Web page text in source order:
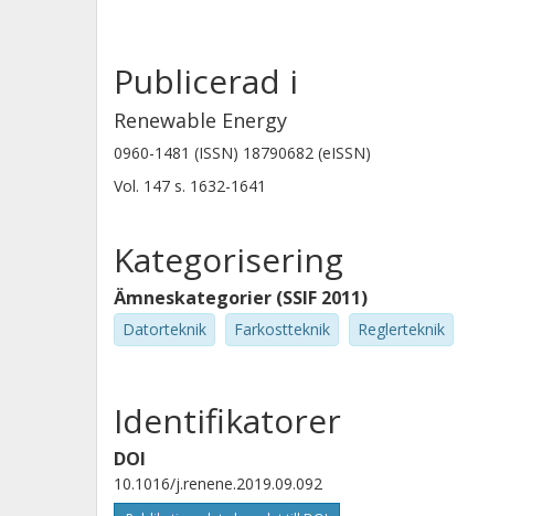
Publicerad i
Renewable Energy
0960-1481 (ISSN) 18790682 (eISSN)
Vol. 147 s. 1632-1641
Kategorisering
Ämneskategorier (SSIF 2011)
Datorteknik Farkostteknik Reglerteknik
Identifikatorer
DOI
10.1016/j.renene.2019.09.092